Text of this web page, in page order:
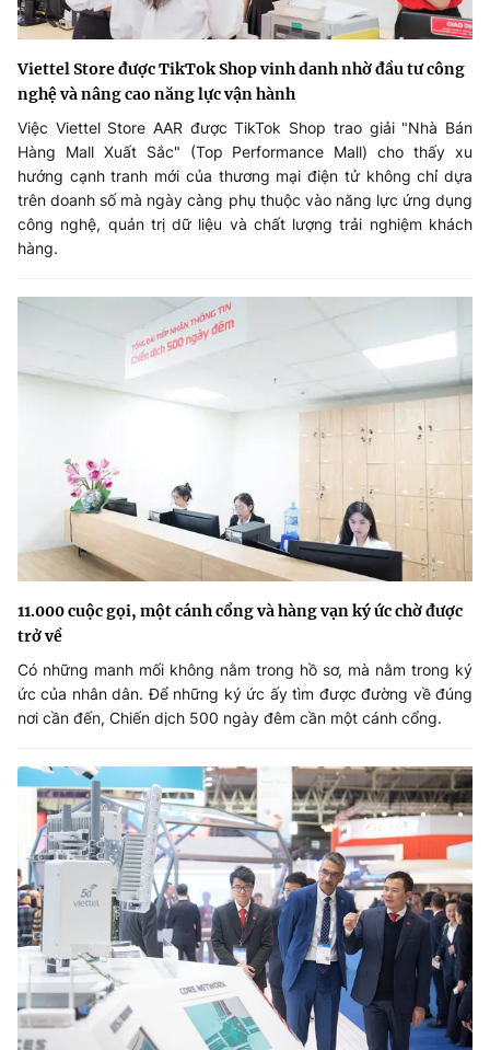
Viettel Store được TikTok Shop vinh danh nhờ đầu tư công
nghệ và nâng cao năng lực vận hành
Việc Viettel Store AAR được TikTok Shop trao giải "Nhà Bán
Hàng Mall Xuất Sắc" (Top Performance Mall) cho thấy xu
hướng cạnh tranh mới của thương mại điện tử không chỉ dựa
trên doanh số mà ngày càng phụ thuộc vào năng lực ứng dụng
công nghệ, quản trị dữ liệu và chất lượng trải nghiệm khách
hàng.
11.000 cuộc gọi, một cánh cổng và hàng vạn ký ức chờ được
trở về
Có những manh mối không nằm trong hồ sơ, mà nằm trong ký
ức của nhân dân. Để những ký ức ấy tìm được đường về đúng
nơi cần đến, Chiến dịch 500 ngày đêm cần một cánh cổng.